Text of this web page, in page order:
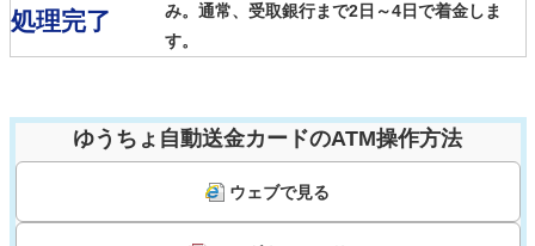
処理完了
み。通常、受取銀行まで2日～4日で着金しま
す。
ゆうちょ自動送金カードのATM操作方法
ウェブで見る